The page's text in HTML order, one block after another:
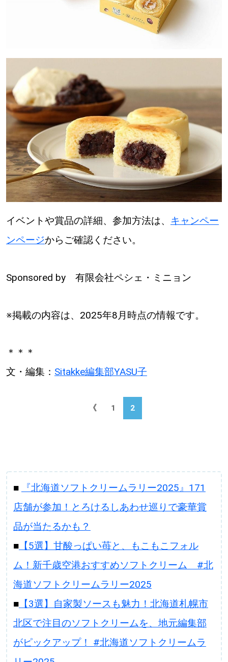
イベントや賞品の詳細、参加方法は、 キャンペー
ンページからご確認ください。
Sponsored by 有限会社ペシェ・ミニョン
※掲載の内容は、2025年8月時点の情報です。
＊＊＊
文・編集： Sitakke編集部YASU子
《 1 2
■
『北海道ソフトクリームラリー2025』171
店舗が参加！とろけるしあわせ巡りで豪華賞
品が当たるかも？
■【5選】甘酸っぱい苺と、もこもこフォル
ム！新千歳空港おすすめソフトクリーム #北
海道ソフトクリームラリー2025
■【3選】自家製ソースも魅力！北海道札幌市
北区で注目のソフトクリームを、地元編集部
がピックアップ！ #北海道ソフトクリームラ